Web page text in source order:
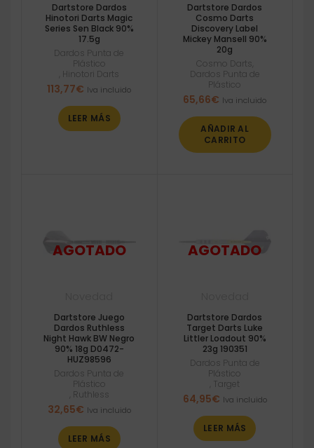
Dartstore Dardos
Hinotori Darts Magic
Series Sen Black 90%
17.5g
Dardos Punta de
Plástico
Hinotori Darts
113,77€ Iva incluido
LEER MÁS
Dartstore Dardos
Cosmo Darts
Discovery Label
Mickey Mansell 90%
20g
Cosmo Darts
Dardos Punta de
Plástico
65,66€ Iva incluido
AÑADIR AL
CARRITO
Dartstore Juego
Dardos Ruthless
Night Hawk BW Negro
90% 18g D0472-
HUZ98596
Dardos Punta de
Plástico
Ruthless
32,65€ Iva incluido
LEER MÁS
Dartstore Dardos
Target Darts Luke
Littler Loadout 90%
23g 190351
Dardos Punta de
Plástico
Target
64,95€ Iva incluido
LEER MÁS